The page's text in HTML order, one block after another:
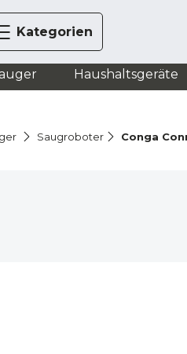
Kategorien
Haushaltsgeräte
Saugroboter Conga